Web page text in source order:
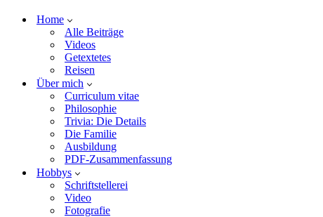
Home
Alle Beiträge
Videos
Getextetes
Reisen
Über mich
Curriculum vitae
Philosophie
Trivia: Die Details
Die Familie
Ausbildung
PDF-Zusammenfassung
Hobbys
Schriftstellerei
Video
Fotografie